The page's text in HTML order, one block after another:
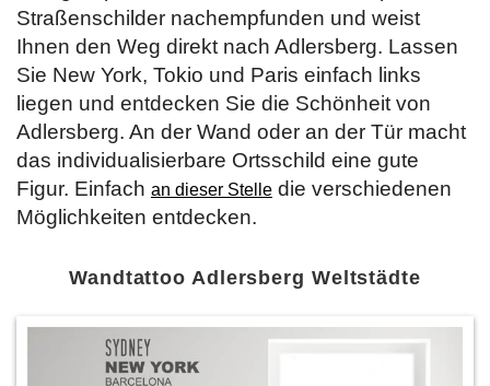
Straßenschilder nachempfunden und weist
Ihnen den Weg direkt nach Adlersberg. Lassen
Sie New York, Tokio und Paris einfach links
liegen und entdecken Sie die Schönheit von
Adlersberg. An der Wand oder an der Tür macht
das individualisierbare Ortsschild eine gute
Figur. Einfach an dieser Stelle die verschiedenen
Möglichkeiten entdecken.
Wandtattoo Adlersberg Weltstädte